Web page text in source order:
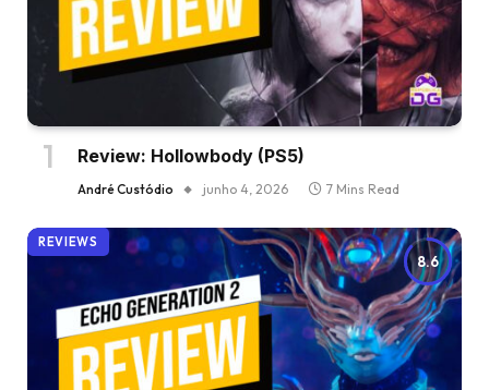
Review: Hollowbody (PS5)
André Custódio junho 4, 2026 7 Mins Read
8.6
REVIEWS